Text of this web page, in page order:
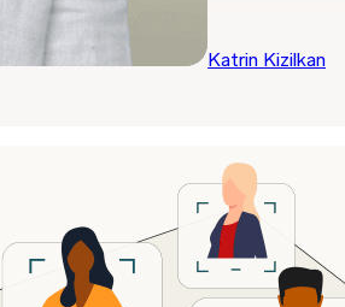
Katrin Kizilkan